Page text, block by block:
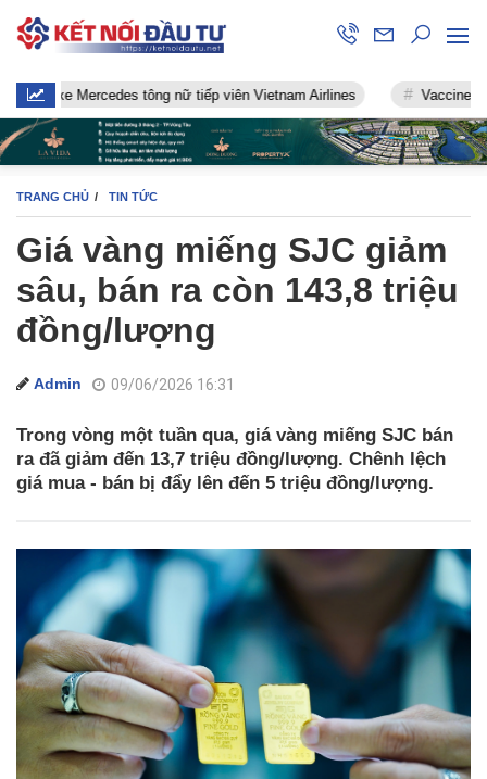
Mercedes tông nữ tiếp viên Vietnam Airlines Vaccine chống
TRANG CHỦ TIN TỨC
Giá vàng miếng SJC giảm
sâu, bán ra còn 143,8 triệu
đồng/lượng
Admin 09/06/2026 16:31
Trong vòng một tuần qua, giá vàng miếng SJC bán
ra đã giảm đến 13,7 triệu đồng/lượng. Chênh lệch
giá mua - bán bị đẩy lên đến 5 triệu đồng/lượng.